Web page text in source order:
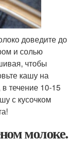
доведите до
и солью
чтобы
кашу на
течение 10-15
с кусочком
молоке.